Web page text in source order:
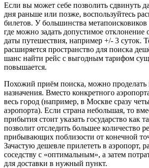
Если вы может себе позволить сдвинуть
дня раньше или позже, воспользуйтесь
билетов. У большинства
где можно задать допустимое отклонение
даты путешествия, например +/- 3 суток.
расширяется пространство для поиска
шанс найти рейс с выгодным тарифом
повышается.
Похожий приём поиска, можно проделать
назначения. Вместо конкретного
весь город (например, в Москве сразу
аэропорта). Если страна небольшая, то
прибытия стоит указать государство как
позволит отследить большее количество
прибывающих поблизости от конечной
Зачастую дешевле прилететь в аэропорт,
соседству с «оптимальным», а затем
для доставки в нужный пункт.